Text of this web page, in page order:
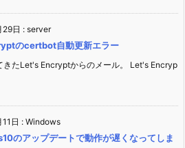
29日 : server
のcertbot自動更新エラー
きたLet's Encryptからのメール。 Let's Encryp
日 : Windows
のアップデートで動作が遅くなってしま